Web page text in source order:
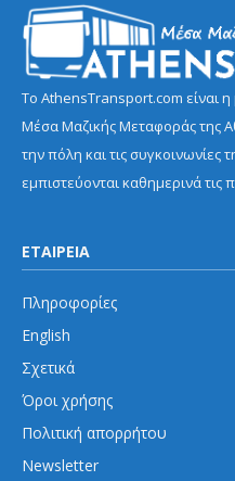
Το AthensTransport.com είναι η
Μέσα Μαζικής Μεταφοράς της
την πόλη και τις συγκοινωνίες
εμπιστεύονται καθημερινά τις
ΕΤΑΙΡΕΙΑ
Πληροφορίες
English
Σχετικά
Όροι χρήσης
Πολιτική απορρήτου
Newsletter